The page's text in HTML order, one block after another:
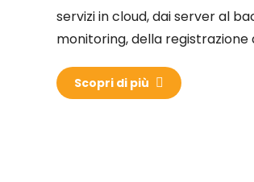
servizi in cloud, dai server al
monitoring, della registrazione
Scopri di più